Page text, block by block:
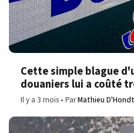
Cette simple blague
douaniers lui a coûté
Il y a 3 mois ParMathieu D'Hondt